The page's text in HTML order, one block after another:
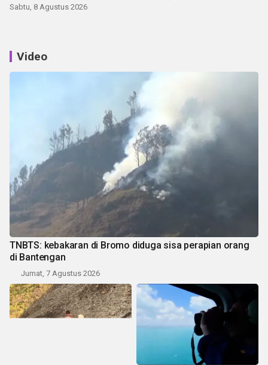
Sabtu, 8 Agustus 2026
Video
TNBTS: kebakaran di Bromo diduga sisa perapian orang
di Bantengan
Jumat, 7 Agustus 2026